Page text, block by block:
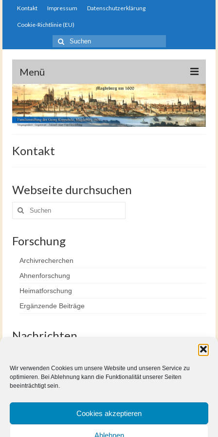
Wir verwenden Cookies um unsere Website und unseren Service zu
optimieren. Bei Ablehnung kann die Funktionalität unserer Seiten
beeinträchtigt sein.
Cookies akzeptieren
Ablehnen
Kontakt Impressum Datenschutzerklärung
Cookie-Richtlinie (EU)
Suche
nach:
Menü
Startseite
Die Familienstiftung
Links und Empfehlungen
Kontakt
Webseite durchsuchen
Suche
nach:
Forschung
Archivrecherchen
Ahnenforschung
Heimatforschung
Ergänzende Beiträge
Nachrichten
Archiv
Archiv